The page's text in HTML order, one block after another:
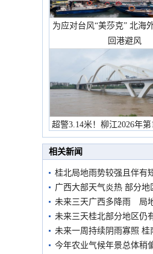
为应对台风“美莎克” 北海
回港避风
超警3.14米！柳江2026年
市民在堤岸见证
相关新闻
桂北局地雨势较强且伴有
广西大部天气炎热 部分
未来三天广西多降雨 局
未来三天桂北部分地区仍
未来一周持续阴雨寡照 桂
今年农业气候年景总体稍